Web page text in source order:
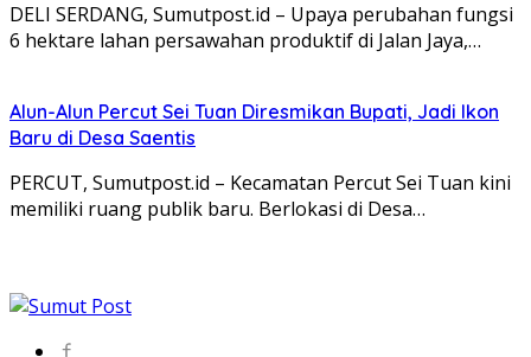
DELI SERDANG, Sumutpost.id – Upaya perubahan fungsi
6 hektare lahan persawahan produktif di Jalan Jaya,…
Alun-Alun Percut Sei Tuan Diresmikan Bupati, Jadi Ikon
Baru di Desa Saentis
PERCUT, Sumutpost.id – Kecamatan Percut Sei Tuan kini
memiliki ruang publik baru. Berlokasi di Desa…